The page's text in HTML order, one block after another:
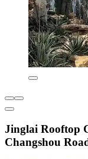
Jinglai Rooftop
Changshou